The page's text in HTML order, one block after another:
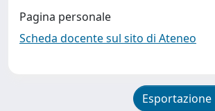
Pagina personale
Scheda docente sul sito di Ateneo
Esportazione